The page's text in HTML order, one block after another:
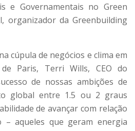
e Governamentais no Green
organizador da Greenbuilding
cúpula de negócios e clima em
Paris, Terri Wills, CEO do
de nossas ambições de
global entre 1.5 ou 2 graus
de avançar com relação
aqueles que geram energia